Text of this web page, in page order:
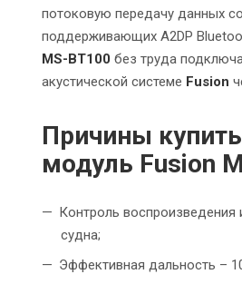
потоковую передачу данных
поддерживающих A2DP
MS-BT100 без труда
акустической системе Fusion
Причины
модуль Fusion
Контроль воспроизведения
судна;
Эффективная дальность –